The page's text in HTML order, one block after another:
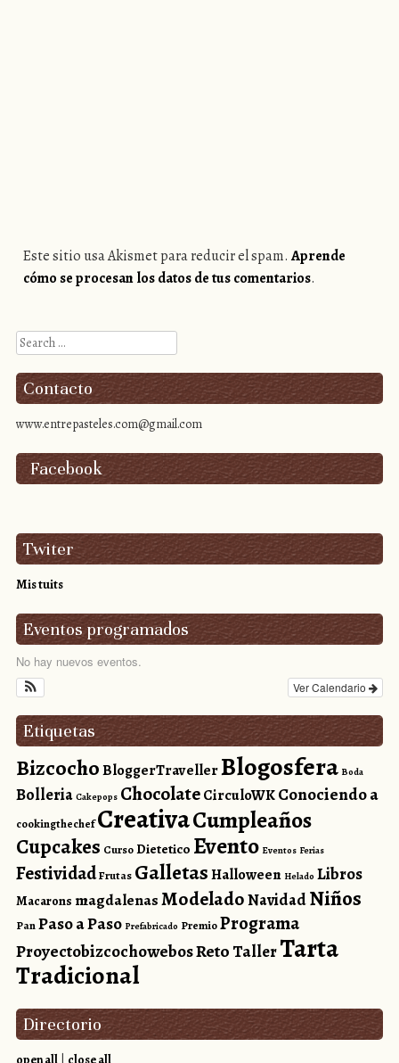
Este sitio usa Akismet para reducir el spam.Aprende
cómo se procesan los datos de tus comentarios.
Search
Contacto
www.entrepasteles.com@gmail.com
Facebook
Twiter
Mis tuits
Eventos programados
No hay nuevos eventos.
Ver Calendario
Etiquetas
BizcochoBloggerTravellerBlogosfera Boda
Bolleria Cakepops ChocolateCirculoWKConociendo a
cookingthechef CreativaCumpleaños
Cupcakes CursoDietetico Evento Eventos Ferias
FestividadFrutas GalletasHalloween Helado Libros
Macarons magdalenasModeladoNavidadNiños
PanPaso a Paso Prefabricado PremioPrograma
ProyectobizcochowebosReto TallerTarta
Tradicional
Directorio
open all| close all